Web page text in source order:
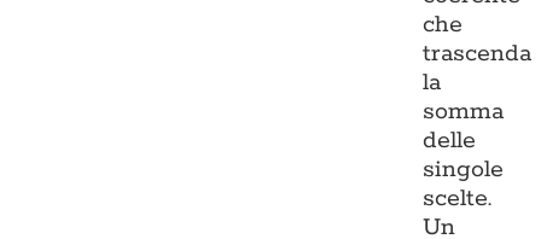
che
trascenda
la
somma
delle
singole
scelte.
Un